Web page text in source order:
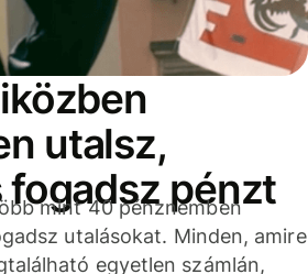
utalsz,
fogadsz pénzt
mint 40 pénznemben
utalásokat. Minden, amire
egyetlen számlán,